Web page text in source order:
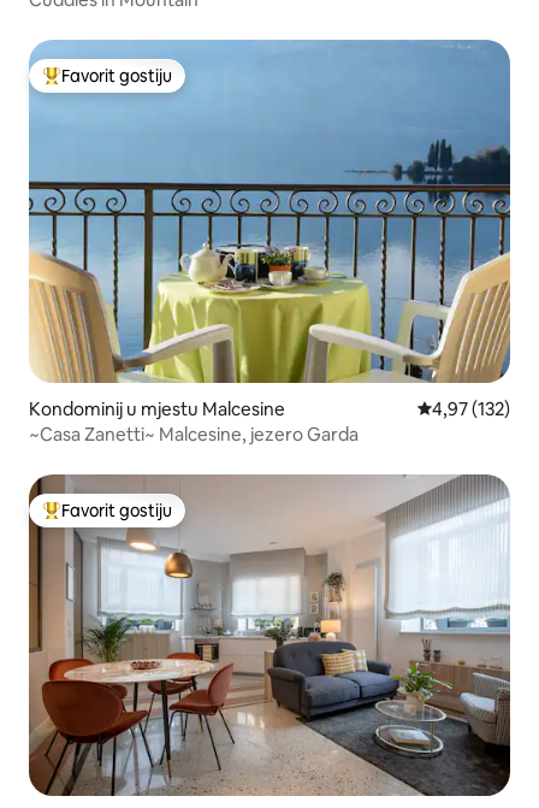
Glavni favorit gostiju
Favorit gostiju
Kondominij u mjestu Malcesine Prosječna
4,97 (132)
~Casa Zanetti~ Malcesine, jezero Garda
Glavni favorit gostiju
Favorit gostiju